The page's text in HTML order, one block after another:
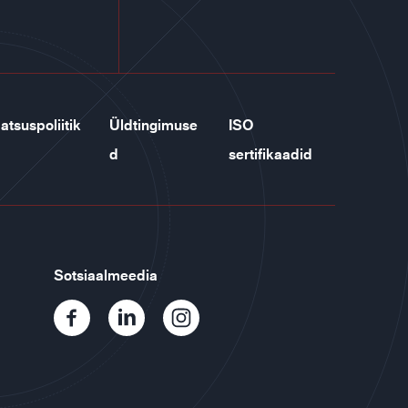
Üldtingimuse
d
ISO
sertifikaadid
Sotsiaalmeedia